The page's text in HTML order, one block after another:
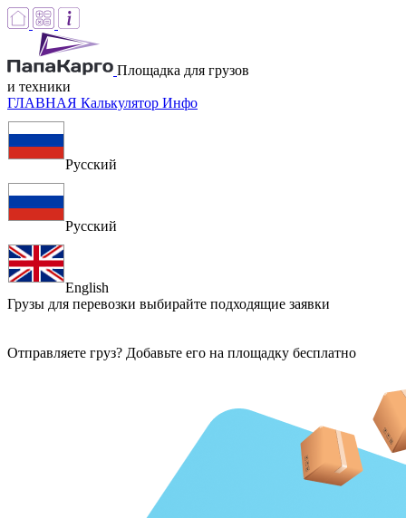
Площадка для грузов
и техники
ГЛАВНАЯ Калькулятор Инфо
Русский
Русский
English
Грузы для перевозки выбирайте подходящие заявки
Отправляете груз? Добавьте его на площадку бесплатно